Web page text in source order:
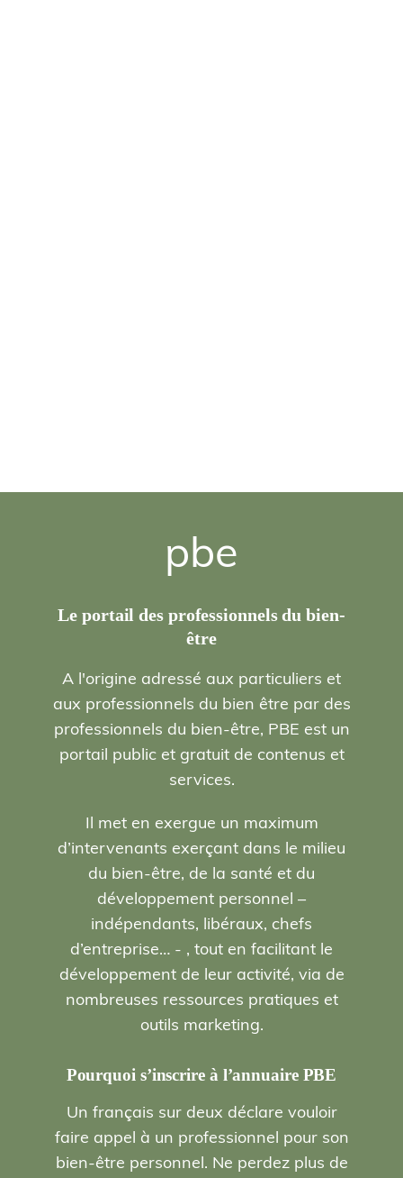
pbe
Le portail des professionnels du bien-
être
A l'origine adressé aux particuliers et
aux professionnels du bien être par des
professionnels du bien-être, PBE est un
portail public et gratuit de contenus et
services.
Il met en exergue un maximum
d’intervenants exerçant dans le milieu
du bien-être, de la santé et du
développement personnel –
indépendants, libéraux, chefs
d’entreprise… - , tout en facilitant le
développement de leur activité, via de
nombreuses ressources pratiques et
outils marketing.
Pourquoi s’inscrire à l’annuaire PBE
Un français sur deux déclare vouloir
faire appel à un professionnel pour son
bien-être personnel. Ne perdez plus de